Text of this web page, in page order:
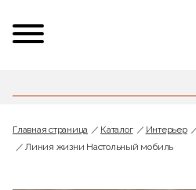
Главная страница Каталог Интерьер
Линия жизни Настольный мобиль